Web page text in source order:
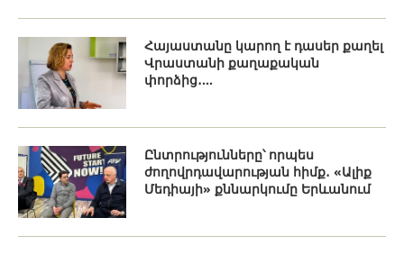
Հայաստանը կարող է դասեր քաղել
Վրաստանի քաղաքական
փորձից․...
Ընտրությունները՝ որպես
ժողովրդավարության հիմք․ «Ալիք
Մեդիայի» քննարկումը Երևանում